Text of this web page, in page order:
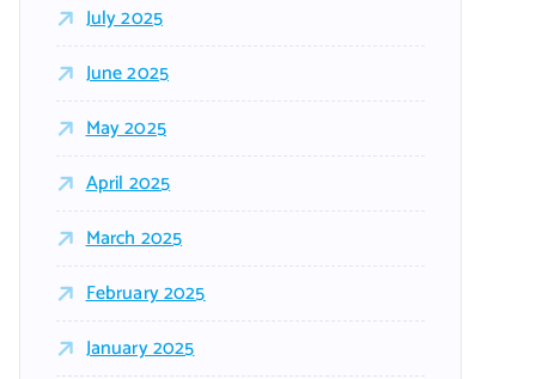
July 2025
June 2025
May 2025
April 2025
March 2025
February 2025
January 2025